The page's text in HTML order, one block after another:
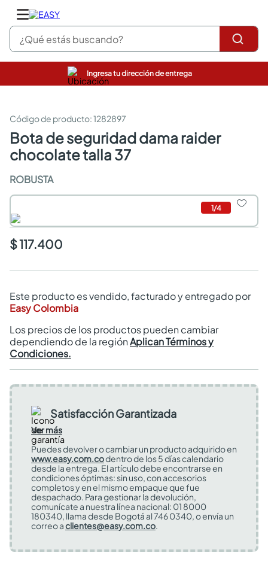
¿Qué estás buscando?
Ingresa tu dirección de entrega
:1282897
bota de seguridad dama raider
chocolate talla 37
ROBUSTA
1/4
$ 117.400
Este producto es vendido, facturado y entregado por
Easy Colombia
Los precios de los productos pueden cambiar
dependiendo de la regiónAplican Términos y
Condiciones.
Satisfacción Garantizada
Ver más
Puedes devolver o cambiar un producto adquirido en
www.easy.com.codentro de los 5 días calendario
desde la entrega. El artículo debe encontrarse en
condiciones óptimas: sin uso, con accesorios
completos y en el mismo empaque que fue
despachado. Para gestionar la devolución,
comunícate a nuestra línea nacional: 01 8000
180340, llama desde Bogotá al 746 0340, o envía un
correo aclientes@easy.com.co.
pinturas
sanitarios
comedor
escritorio
armarios closet
comedores